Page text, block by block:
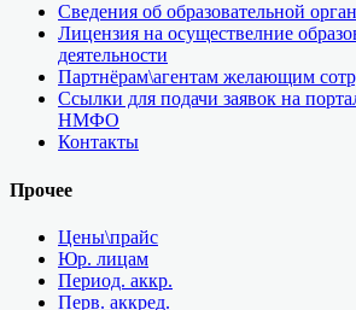
Сведения об образовательной
Лицензия на осуществелние
деятельности
Партнёрам\агентам желающим
Ссылки для подачи заявок на
НМФО
Контакты
Прочее
Цены\прайс
Юр. лицам
Период. аккр.
Перв. аккред.